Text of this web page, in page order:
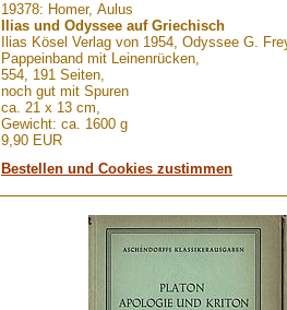
19378: Homer, Aulus
Ilias und Odyssee auf Griechisch
Ilias Kösel Verlag von 1954, Odyssee G.
Pappeinband mit Leinenrücken,
554, 191 Seiten,
noch gut mit Spuren
ca. 21 x 13 cm,
Gewicht: ca. 1600 g
9,90 EUR
Bestellen und Cookies zustimmen